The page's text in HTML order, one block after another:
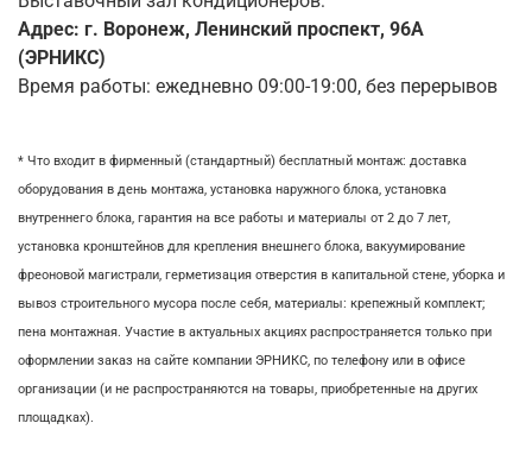
Адрес: г. Воронеж, Ленинский проспект, 96А
(ЭРНИКС)
Время работы: ежедневно 09:00-19:00, без перерывов
* Что входит в фирменный (стандартный) бесплатный монтаж: доставка
оборудования в день монтажа, установка наружного блока, установка
внутреннего блока, гарантия на все работы и материалы от 2 до 7 лет,
установка кронштейнов для крепления внешнего блока, вакуумирование
фреоновой магистрали, герметизация отверстия в капитальной стене, уборка и
вывоз строительного мусора после себя, материалы: крепежный комплект;
пена монтажная. Участие в актуальных акциях распространяется только при
оформлении заказ на сайте компании ЭРНИКС, по телефону или в офисе
организации (и не распространяются на товары, приобретенные на других
площадках).